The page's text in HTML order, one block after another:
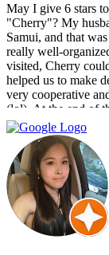
May I give 6 stars
"Cherry"? My
Samui, and that
really well-
visited, Cherry
helped us to make
very cooperative
(lol). At the end of
from Cherry and
friend and surely if
and Doctor
Bella & Tom